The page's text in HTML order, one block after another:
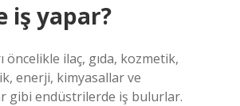
iş yapar?
öncelikle ilaç, gıda, kozmetik,
enerji, kimyasallar ve
gibi endüstrilerde iş bulurlar.